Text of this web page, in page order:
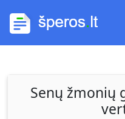
Senų žmonių